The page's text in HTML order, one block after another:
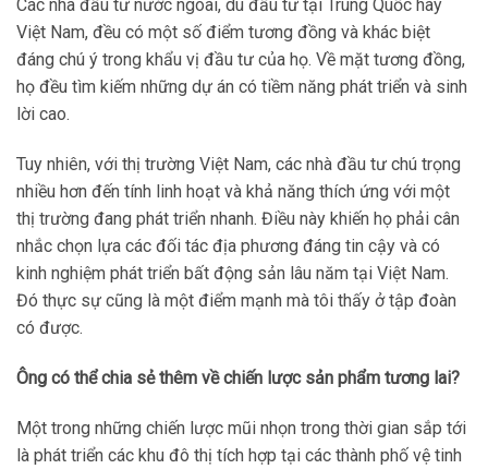
Các nhà đầu tư nước ngoài, dù đầu tư tại Trung Quốc hay
Việt Nam, đều có một số điểm tương đồng và khác biệt
đáng chú ý trong khẩu vị đầu tư của họ. Về mặt tương đồng,
họ đều tìm kiếm những dự án có tiềm năng phát triển và sinh
lời cao.
Tuy nhiên, với thị trường Việt Nam, các nhà đầu tư chú trọng
nhiều hơn đến tính linh hoạt và khả năng thích ứng với một
thị trường đang phát triển nhanh. Điều này khiến họ phải cân
nhắc chọn lựa các đối tác địa phương đáng tin cậy và có
kinh nghiệm phát triển bất động sản lâu năm tại Việt Nam.
Đó thực sự cũng là một điểm mạnh mà tôi thấy ở tập đoàn
có được.
Ông có thể chia sẻ thêm về chiến lược sản phẩm tương lai?
Một trong những chiến lược mũi nhọn trong thời gian sắp tới
là phát triển các khu đô thị tích hợp tại các thành phố vệ tinh